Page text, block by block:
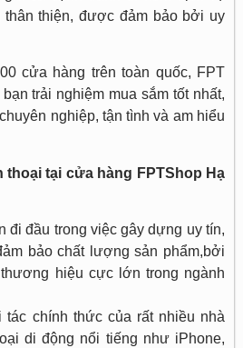
thân thiện, được đảm bảo bởi uy
cửa hàng trên toàn quốc, FPT
trải nghiệm mua sắm tốt nhất,
nghiệp, tận tình và am hiểu
thoại tại cửa hàng FPTShop Hạ
đi đầu trong việc gây dựng uy tín,
bảo chất lượng sản phẩm,bởi
hiệu cực lớn trong ngành
tác chính thức của rất nhiều nhà
di động nổi tiếng như iPhone,